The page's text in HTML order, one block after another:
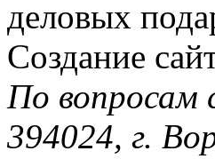
деловых
Создание
По вопросам
394024, г.